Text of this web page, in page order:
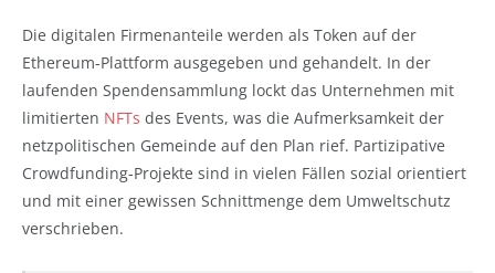
Die digitalen Firmenanteile werden als Token auf der
Ethereum-Plattform ausgegeben und gehandelt. In der
laufenden Spendensammlung lockt das Unternehmen mit
limitierten NFTs des Events, was die Aufmerksamkeit der
netzpolitischen Gemeinde auf den Plan rief. Partizipative
Crowdfunding-Projekte sind in vielen Fällen sozial orientiert
und mit einer gewissen Schnittmenge dem Umweltschutz
verschrieben.